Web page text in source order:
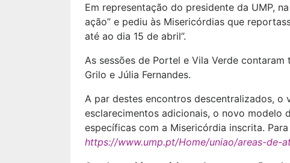
Em representação do presidente da UMP,
ação” e pediu às Misericórdias que
até ao dia 15 de abril”.
As sessões de Portel e Vila Verde
Grilo e Júlia Fernandes.
A par destes encontros descentralizados,
esclarecimentos adicionais, o novo modelo
específicas com a Misericórdia inscrita.
https://www.ump.pt/Home/uniao/areas-de-